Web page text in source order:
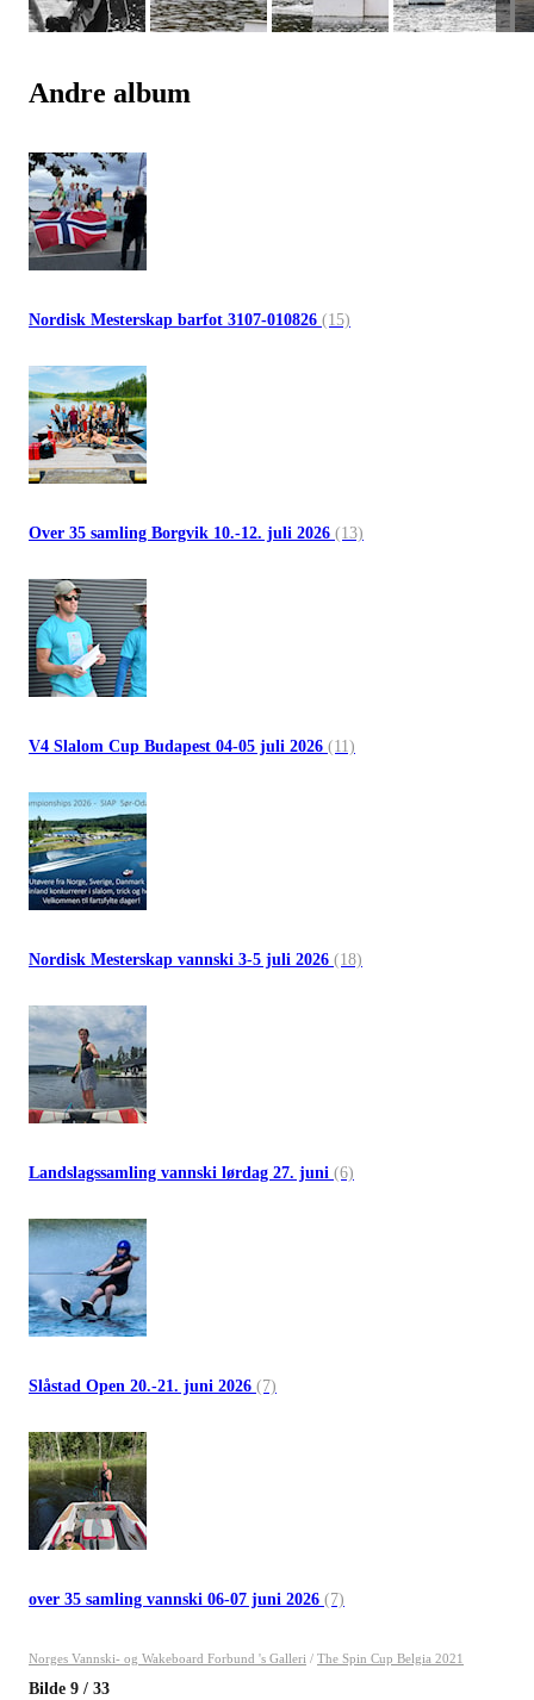
Andre album
Nordisk Mesterskap barfot 3107-010826 (15)
Over 35 samling Borgvik 10.-12. juli 2026 (13)
V4 Slalom Cup Budapest 04-05 juli 2026 (11)
Nordisk Mesterskap vannski 3-5 juli 2026 (18)
Landslagssamling vannski lørdag 27. juni (6)
Slåstad Open 20.-21. juni 2026 (7)
over 35 samling vannski 06-07 juni 2026 (7)
Norges Vannski- og Wakeboard Forbund 's Galleri / The Spin Cup Belgia 2021
Bilde 9 / 33